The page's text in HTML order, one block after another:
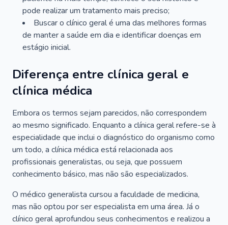
pode realizar um tratamento mais preciso;
Buscar o clínico geral é uma das melhores formas
de manter a saúde em dia e identificar doenças em
estágio inicial.
Diferença entre clínica geral e
clínica médica
Embora os termos sejam parecidos, não correspondem
ao mesmo significado. Enquanto a clínica geral refere-se à
especialidade que inclui o diagnóstico do organismo como
um todo, a clínica médica está relacionada aos
profissionais generalistas, ou seja, que possuem
conhecimento básico, mas não são especializados.
O médico generalista cursou a faculdade de medicina,
mas não optou por ser especialista em uma área. Já o
clínico geral aprofundou seus conhecimentos e realizou a